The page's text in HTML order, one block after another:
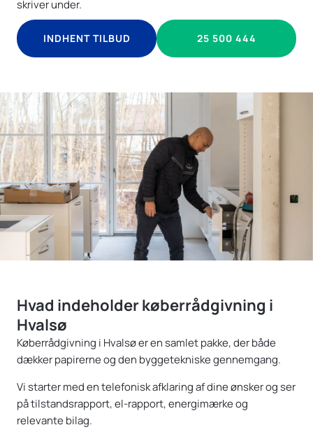
skriver under.
INDHENT TILBUD 25 500 444
Hvad indeholder køberrådgivning i
Hvalsø
Køberrådgivning i Hvalsø er en samlet pakke, der både
dækker papirerne og den byggetekniske gennemgang.
Vi starter med en telefonisk afklaring af dine ønsker og ser
på tilstandsrapport, el-rapport, energimærke og
relevante bilag.